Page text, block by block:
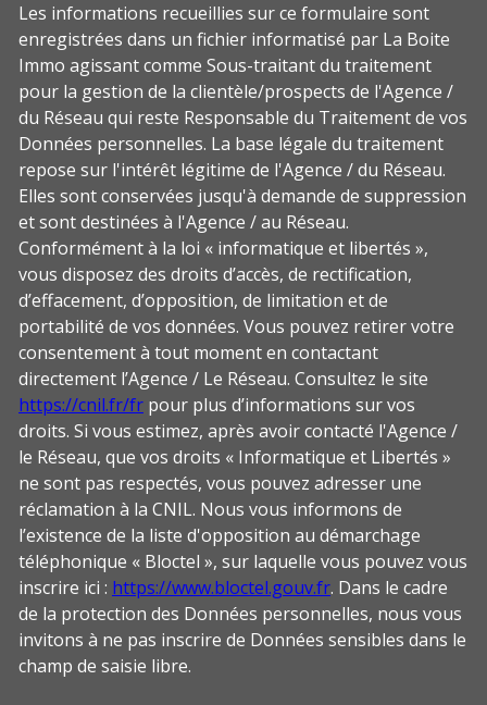
Les informations recueillies sur ce formulaire sont
enregistrées dans un fichier informatisé par La Boite
Immo agissant comme Sous-traitant du traitement
pour la gestion de la clientèle/prospects de l'Agence /
du Réseau qui reste Responsable du Traitement de vos
Données personnelles. La base légale du traitement
repose sur l'intérêt légitime de l'Agence / du Réseau.
Elles sont conservées jusqu'à demande de suppression
et sont destinées à l'Agence / au Réseau.
Conformément à la loi « informatique et libertés »,
vous disposez des droits d’accès, de rectification,
d’effacement, d’opposition, de limitation et de
portabilité de vos données. Vous pouvez retirer votre
consentement à tout moment en contactant
directement l’Agence / Le Réseau. Consultez le site
https://cnil.fr/fr pour plus d’informations sur vos
droits. Si vous estimez, après avoir contacté l'Agence /
le Réseau, que vos droits « Informatique et Libertés »
ne sont pas respectés, vous pouvez adresser une
réclamation à la CNIL. Nous vous informons de
l’existence de la liste d'opposition au démarchage
téléphonique « Bloctel », sur laquelle vous pouvez vous
inscrire ici : https://www.bloctel.gouv.fr. Dans le cadre
de la protection des Données personnelles, nous vous
invitons à ne pas inscrire de Données sensibles dans le
champ de saisie libre.